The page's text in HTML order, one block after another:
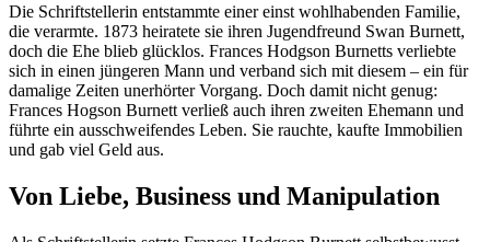
Die Schriftstellerin entstammte einer einst wohlhabenden Familie,
die verarmte. 1873 heiratete sie ihren Jugendfreund Swan Burnett,
doch die Ehe blieb glücklos. Frances Hodgson Burnetts verliebte
sich in einen jüngeren Mann und verband sich mit diesem – ein für
damalige Zeiten unerhörter Vorgang. Doch damit nicht genug:
Frances Hogson Burnett verließ auch ihren zweiten Ehemann und
führte ein ausschweifendes Leben. Sie rauchte, kaufte Immobilien
und gab viel Geld aus.
Von Liebe, Business und Manipulation